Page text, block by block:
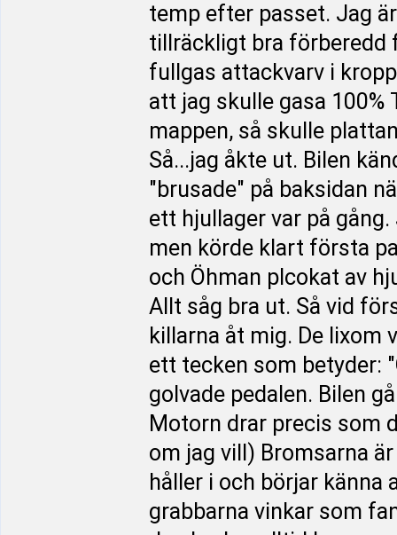
temp efter passet. Jag
tillräckligt bra förberedd
fullgas attackvarv i
att jag skulle gasa 100%
mappen, så skulle
Så...jag åkte ut. Bilen
"brusade" på baksidan
ett hjullager var på
men körde klart första
och Öhman plcokat av
Allt såg bra ut. Så vid
killarna åt mig. De lixom
ett tecken som betyder:
golvade pedalen. Bilen
Motorn drar precis som
om jag vill) Bromsarna
håller i och börjar känna
grabbarna vinkar som